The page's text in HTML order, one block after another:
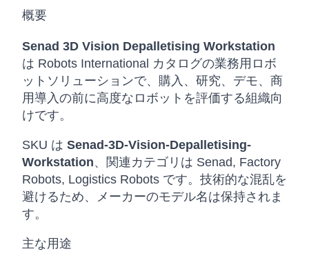
概要
Senad 3D Vision Depalletising Workstation
は Robots International カタログの業務用ロボ
ットソリューションで、購入、研究、デモ、商
用導入の前に高度なロボットを評価する組織向
けです。
SKU は Senad-3D-Vision-Depalletising-
Workstation、関連カテゴリは Senad, Factory
Robots, Logistics Robots です。技術的な混乱を
避けるため、メーカーのモデル名は保持されま
す。
主な用途